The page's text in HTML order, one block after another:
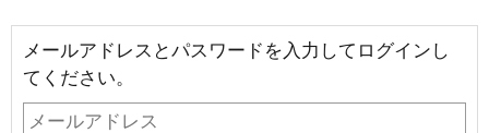
メールアドレスとパスワードを入力してログインし
てください。